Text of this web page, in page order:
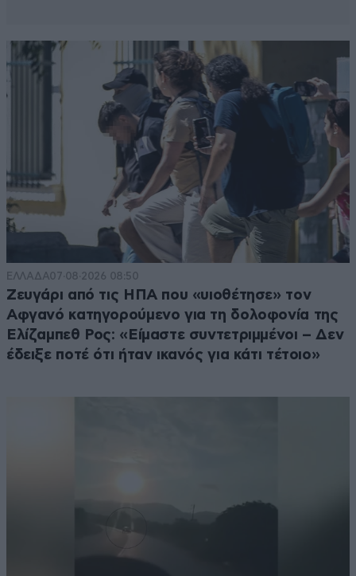
ΕΛΛΑΔΑ07·08·2026 08:50
Ζευγάρι από τις ΗΠΑ που «υιοθέτησε» τον
Αφγανό κατηγορούμενο για τη δολοφονία της
Ελίζαμπεθ Ρος: «Είμαστε συντετριμμένοι – Δεν
έδειξε ποτέ ότι ήταν ικανός για κάτι τέτοιο»